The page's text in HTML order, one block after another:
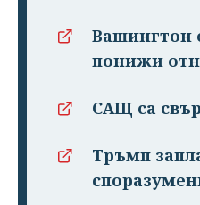
Вашингтон
понижи
САЩ са
Тръмп